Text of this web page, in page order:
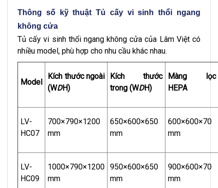
Thông số kỹ thuật Tủ cấy vi sinh thổi ngang
không cửa
Tủ cấy vi sinh thổi ngang không cửa của Lâm Việt có
nhiều model, phù hợp cho nhu cầu khác nhau.
Model
Kích thước ngoài
(WDH)
Kích thước
trong (WDH)
Màng lọc
HEPA
LV-
HC07
700×790×1200
mm
650×600×650
mm
600×600×70
mm
LV-
HC09
1000×790×1200
mm
950×600×650
mm
900×600×70
mm